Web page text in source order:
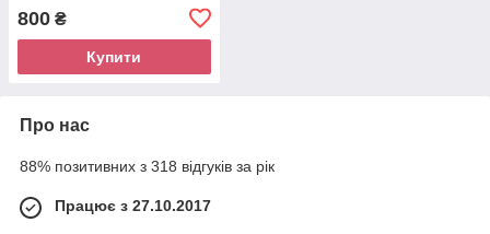
800 ₴
Купити
Про нас
88% позитивних з 318 відгуків за рік
Працює з 27.10.2017